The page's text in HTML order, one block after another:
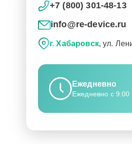
+7 (800) 301-48-13
info@re-device.ru
г. Хабаровск, ул.
Ежедневно
Ежедневно с 9:00